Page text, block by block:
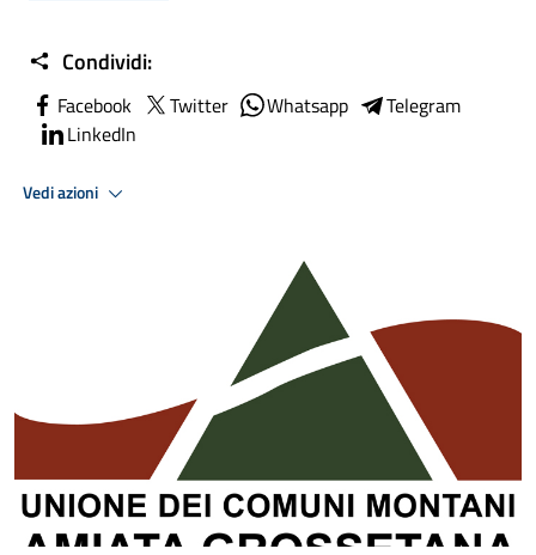
Condividi:
Facebook Twitter Whatsapp
Telegram
LinkedIn
Vedi azioni